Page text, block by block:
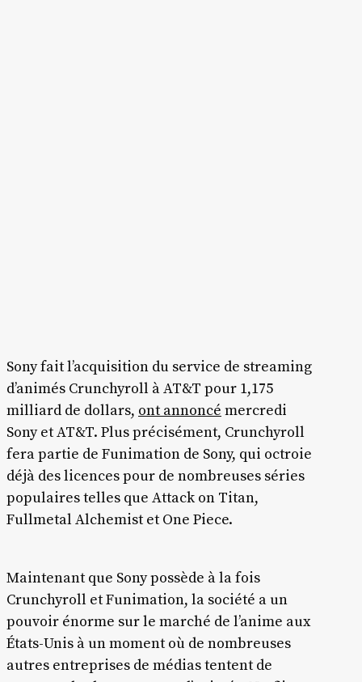
Sony fait l’acquisition du service de streaming
d’animés Crunchyroll à AT&T pour 1,175
milliard de dollars, ont annoncé mercredi
Sony et AT&T. Plus précisément, Crunchyroll
fera partie de Funimation de Sony, qui octroie
déjà des licences pour de nombreuses séries
populaires telles que Attack on Titan,
Fullmetal Alchemist et One Piece.
Maintenant que Sony possède à la fois
Crunchyroll et Funimation, la société a un
pouvoir énorme sur le marché de l’anime aux
États-Unis à un moment où de nombreuses
autres entreprises de médias tentent de